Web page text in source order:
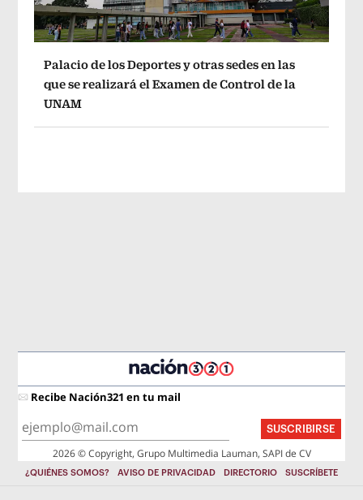
Palacio de los Deportes y otras sedes en las
que se realizará el Examen de Control de la
UNAM
Recibe Nación321 en tu mail
SUSCRIBIRSE
2026 © Copyright, Grupo Multimedia Lauman, SAPI de CV
¿QUIÉNES SOMOS? AVISO DE PRIVACIDAD DIRECTORIO SUSCRÍBETE